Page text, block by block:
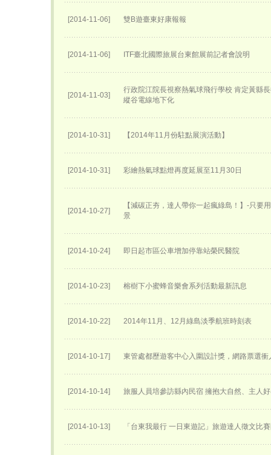
[2014-11-06] 雙B遊臺東好康報報
[2014-11-06] ITF臺北國際旅展台東館展前記者會說明
[2014-11-03]
行政院江院長視察熱氣球飛行學校 肯定黃縣
縱谷電線地下化
[2014-10-31] 【2014年11月份駐點展演活動】
[2014-10-31] 彩繪熱氣球點燈再度延展至11月30日
[2014-10-27]
【減碳正夯，達人帶你一起瘋綠島！】-只要
景
[2014-10-24] 即日起市區公車增加停靠站榮民醫院
[2014-10-23] 榕樹下小蜜蜂音樂會系列活動最新訊息
[2014-10-22] 2014年11月、12月綠島淡季航班時刻表
[2014-10-17] 東管處都歷遊客中心入圍設計獎，網路票選衝
[2014-10-14] 旅服人員培參訪縣內民宿 擁抱大自然、主人
[2014-10-13] 「台東我最行 一日東遊記」旅遊達人徵文比